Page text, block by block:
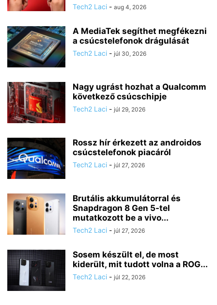
Tech2 Laci - aug 4, 2026
A MediaTek segíthet megfékezni
a csúcstelefonok drágulását
Tech2 Laci - júl 30, 2026
Nagy ugrást hozhat a Qualcomm
következő csúcschipje
Tech2 Laci - júl 29, 2026
Rossz hír érkezett az androidos
csúcstelefonok piacáról
Tech2 Laci - júl 27, 2026
Brutális akkumulátorral és
Snapdragon 8 Gen 5-tel
mutatkozott be a vivo...
Tech2 Laci - júl 27, 2026
Sosem készült el, de most
kiderült, mit tudott volna a ROG...
Tech2 Laci - júl 22, 2026